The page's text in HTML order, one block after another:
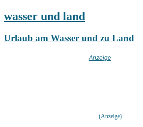
wasser und land
Urlaub am Wasser und zu Land
(Anzeige)